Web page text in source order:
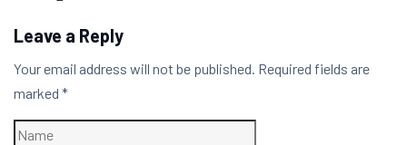
Leave a Reply
Your email address will not be published. Required fields are
marked *